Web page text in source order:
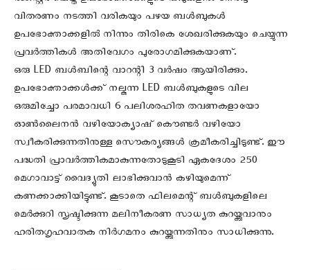
വിതരണം നടത്തി വരികയും പഴയ ബൾബുകൾ‍‍
ഉപഭോക്താക്കളിൽ‍‍ നിന്നും തിരികെ ശേഖരിക്കുകയും ചെയ്യുന്ന
പ്രവർത്തികൾ അതിവേഗം പുരോഗമിക്കുകയാണ്.
ഒരു LED ബൾബിന്റെ വാറന്റി 3 വർഷം ആയിരിക്കും.
ഉപഭോക്താക്കൾക്ക് നല്കുന്ന LED ബൾബുകളുടെ വില
ഒരുമിച്ചോ പരമാവധി 6 പലിശരഹിത തവണകളായോ
ഓൺ‍‍ലൈനൻ‍‍ വഴിയോ‍ക്യാഷ് കൌണ്ടർ‍‍ വഴിയോ
സ്വീകരിക്കുന്നതിനുള്ള സൌകര്യങ്ങൾ‍‍‍ ക്രമീകരിച്ചിടുണ്ട്. ഈ
പദ്ധതി പ്രാവർത്തികമാകുന്നതോടുകൂടി ഏകദേശം 250
മെഗാവാട്ട് വൈദ്യുതി ലാഭിക്കുവാൻ‍‍ കഴിയുമെന്ന്
കണക്കാക്കിയിട്ടുണ്ട്. കൂടാതെ ഫിലമെന്റ് ബൾബുകളിലെ
മെർക്കുറി സൃഷ്ടിക്കുന്ന മലിനീകരണ സാധ്യത കുറയ്ക്കുവാനും
ഹരിതഗൃഹവാതക നിർഗമനം കുറയ്ക്കുന്നതിനും സാധിക്കുന്നു.